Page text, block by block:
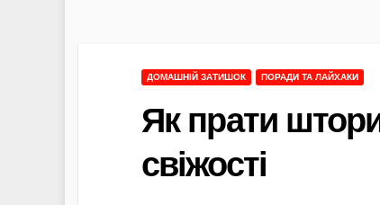
ДОМАШНІЙ ЗАТИШОК ПОРАДИ ТА ЛАЙХАКИ
Як прати
свіжості